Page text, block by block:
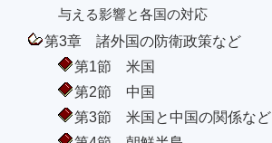
与える影響と各国の対応
第3章 諸外国の防衛政策など
第1節 米国
第2節 中国
第3節 米国と中国の関係など